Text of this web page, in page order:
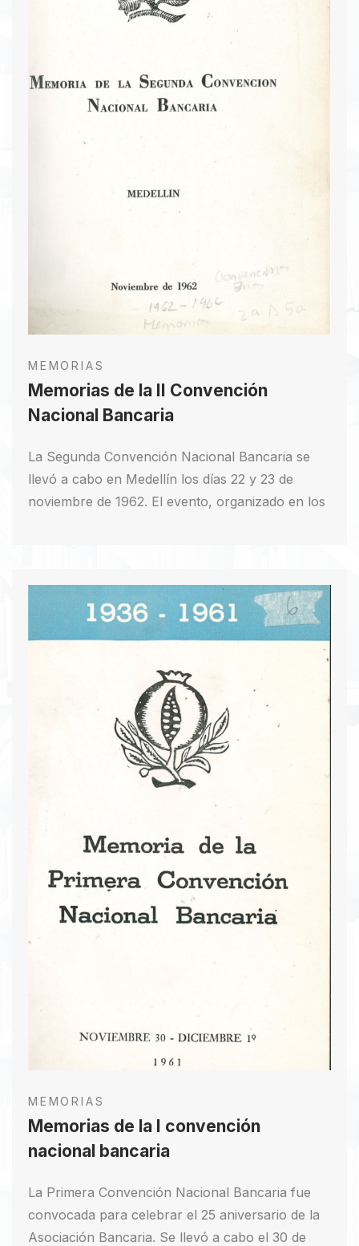
restaurante La Parrilla. El 15 de noviembre, tres
comisiones discutieron temas clave: la Junta
de una Oficina Central de Riesgos. Todas las
resoluciones fueron aprobadas unánimemente,
atribuciones de la Junta Monetaria, el estudio del
establecer una oficina central de riesgos.
Además, se aprobó una contribución de $20,000
próxima convención."
Descargar PDF
MEMORIAS
Memorias de la II Convención
Nacional Bancaria
La Segunda Convención Nacional Bancaria se
llevó a cabo en Medellín los días 22 y 23 de
noviembre de 1962. El evento, organizado en los
“Financiación de la Inversión Privada y el Plan
General de Desarrollo”, “Canalización del Crédito
Externo” y “Sistemas Bancarios”. Estas
discutieron y presentaron sus propuestas, que
fueron aprobadas unánimemente en la sesión de
clausura. Durante la convención, se aprobaron
mociones de saludo a diversas autoridades y se
expresaron preocupaciones por la seguridad
bancaria, tras un asalto en el aeropuerto Las
Playas. Los asistentes visitaron instalaciones de
empresas como Coltejer y la Compañía
Colombiana de Tabaco, y participaron en
eventos sociales organizados por bancos locales.
La convención finalizó con un banquete en el
Club Campestre de Medellín, destacándose por la
MEMORIAS
Memorias de la I convención
nacional bancaria
La Primera Convención Nacional Bancaria fue
convocada para celebrar el 25 aniversario de la
Asociación Bancaria. Se llevó a cabo el 30 de